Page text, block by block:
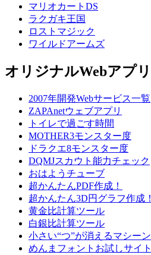
マリオカートDS
ラクガキ王国
ロストマジック
ワイルドアームズ
オリジナルWebアプリ
2007年開発Webサービス一覧
ZAPAnetウェブアプリ
トイレで過ごす時間
MOTHER3モンスター度
ドラクエ8モンスター度
DQMJスカウト能力チェック
おはようチューブ
超かんたんPDF作成！
超かんたん3D円グラフ作成！
黄金比計算ツール
白銀比計算ツール
小さい“つ”が消えるマシーン
めんまフォントお試しサイト